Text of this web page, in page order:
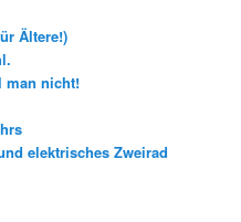
Ältere!)
man nicht!
elektrisches Zweirad